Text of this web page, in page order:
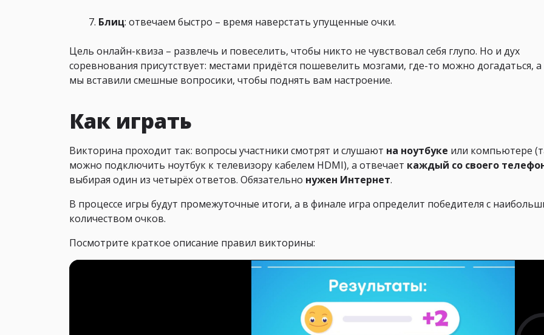
Блиц: отвечаем быстро – время наверстать упущенные очки.
Цель онлайн-квиза – развлечь и повеселить, чтобы никто не чувствовал себя глупо. Но и дух
соревнования присутствует: местами придётся пошевелить мозгами, где-то можно догадаться,
мы вставили смешные вопросики, чтобы поднять вам настроение.
Как играть
Викторина проходит так: вопросы участники смотрят и слушают на ноутбуке или компьютере
можно подключить ноутбук к телевизору кабелем HDMI), а отвечает каждый со своего
выбирая один из четырёх ответов. Обязательно нужен Интернет.
В процессе игры будут промежуточные итоги, а в финале игра определит победителя с
количеством очков.
Посмотрите краткое описание правил викторины: